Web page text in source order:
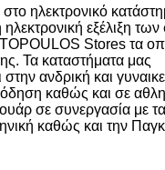
ηλεκτρονικό
εξέλιξη
Stores τα
Τα καταστήματα μας
ανδρική και
καθώς και σε
σε συνεργασία με
καθώς και την